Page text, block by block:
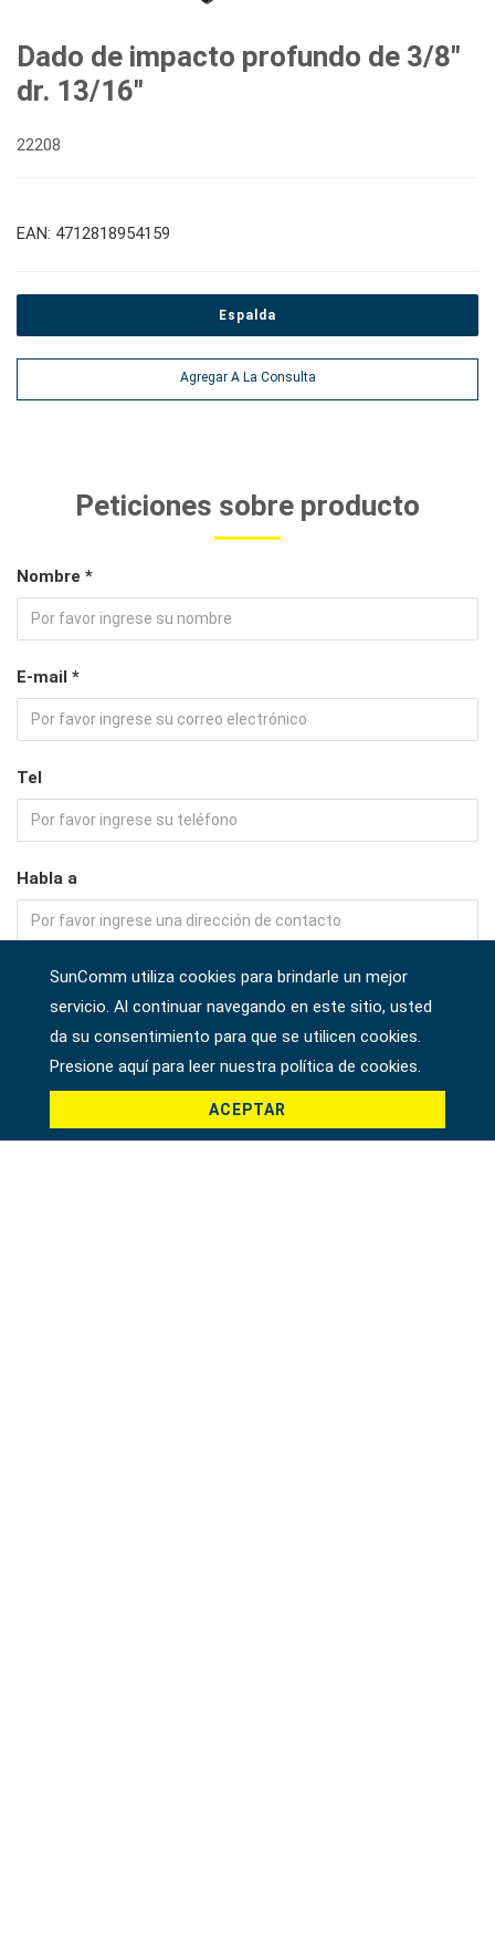
Dado de impacto profundo de 3/8"
dr. 13/16"
22208
EAN: 4712818954159
Espalda
Agregar A La Consulta
Peticiones sobre producto
Nombre *
E-mail *
Tel
Habla a
Empresa
SunComm utiliza cookies para brindarle un mejor
servicio. Al continuar navegando en este sitio, usted
da su consentimiento para que se utilicen cookies.
Presione aquí para leer nuestra política de cookies.
ACEPTAR